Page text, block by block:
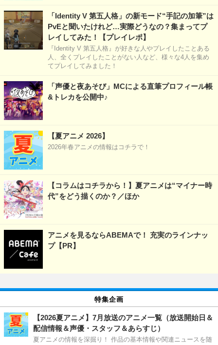
「Identity V 第五人格」の新モード“手記の加筆”は
PvEと聞いたけれど…実際どうなの？集まってプ
レイしてみた！【プレイレポ】
『Identity V 第五人格』が好きな人やプレイしたことある
人、全くプレイしたことがない人など、様々な4人を集め
てプレイしてみました！
「声優と夜あそび」MCによる直筆プロフィール帳
&トレカを公開中♪
【夏アニメ 2026】
2026年春アニメの情報はコチラで！
【コラムはコチラから！】夏アニメは“マイナー時
代”をどう描くのか？／ほか
アニメを見るならABEMAで！ 充実のラインナッ
プ【PR】
特集企画
【2026夏アニメ】7月放送のアニメ一覧（放送開始日＆
配信情報＆声優・スタッフ＆あらすじ）
夏アニメの情報を深掘り！ 作品の基本情報や関連ニュースを随